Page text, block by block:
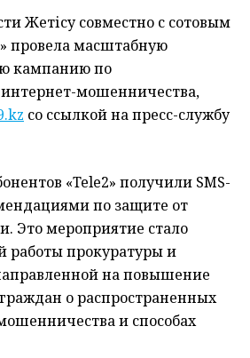
Жетісу совместно с сотовым
провела масштабную
кампанию по
мошенничества,
со ссылкой на пресс-службу
«Tele2» получили SMS-
по защите от
Это мероприятие стало
работы прокуратуры и
на повышение
о распространенных
и способах